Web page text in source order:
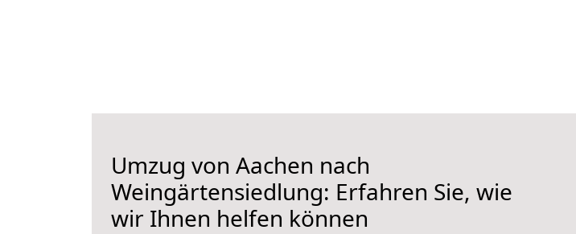
Umzug von Aachen nach
Weingärtensiedlung: Erfahren Sie, wie
wir Ihnen helfen können